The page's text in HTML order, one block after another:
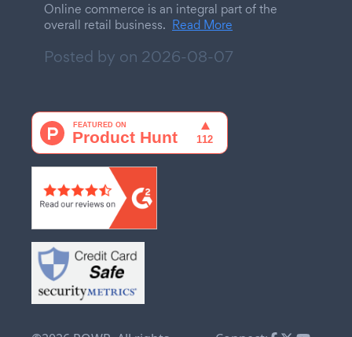
Online commerce is an integral part of the
overall retail business. Read More
Posted by on 2026-08-07